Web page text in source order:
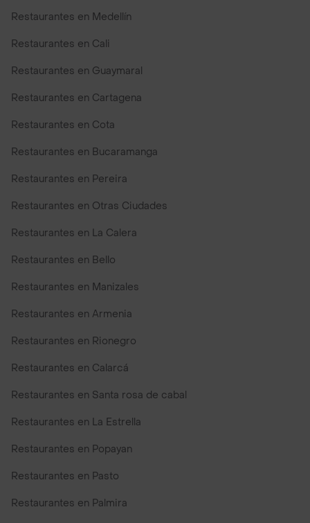
Restaurantes en Medellín
Restaurantes en Cali
Restaurantes en Guaymaral
Restaurantes en Cartagena
Restaurantes en Cota
Restaurantes en Bucaramanga
Restaurantes en Pereira
Restaurantes en Otras Ciudades
Restaurantes en La Calera
Restaurantes en Bello
Restaurantes en Manizales
Restaurantes en Armenia
Restaurantes en Rionegro
Restaurantes en Calarcá
Restaurantes en Santa rosa de cabal
Restaurantes en La Estrella
Restaurantes en Popayan
Restaurantes en Pasto
Restaurantes en Palmira